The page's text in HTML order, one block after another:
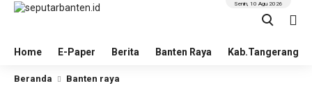
Home E-Paper Berita Banten Raya Kab.Tangerang
Senin, 10 Agu 2026
Beranda Banten raya